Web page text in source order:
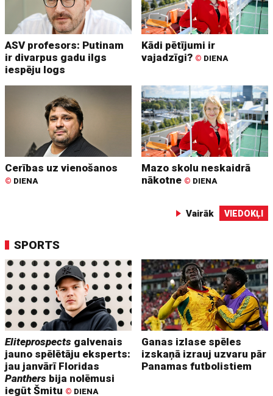
ASV profesors: Putinam
ir divarpus gadu ilgs
iespēju logs
Kādi pētījumi ir
vajadzīgi? © DIENA
Cerības uz vienošanos
© DIENA
Mazo skolu neskaidrā
nākotne © DIENA
Vairāk VIEDOKĻI
SPORTS
Eliteprospects galvenais
jauno spēlētāju eksperts:
jau janvārī Floridas
Panthers bija nolēmusi
iegūt Šmitu © DIENA
Ganas izlase spēles
izskaņā izrauj uzvaru pār
Panamas futbolistiem